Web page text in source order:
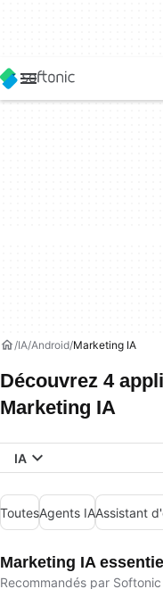
IA Android Marketing IA
Découvrez 4
Marketing IA
IA
ToutesAgents IAAssistant
Marketing IA
Recommandés par Softonic